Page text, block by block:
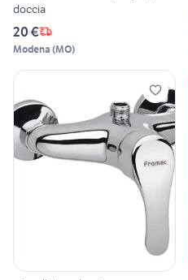
doccia
20 €
Modena (MO)